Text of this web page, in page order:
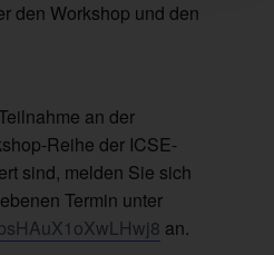
den Workshop und den
an der
Reihe der ICSE-
sind, melden Sie sich
Termin unter
an.